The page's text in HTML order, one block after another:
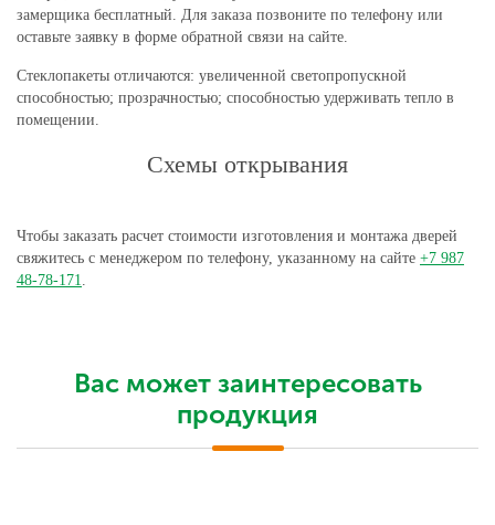
замерщика бесплатный. Для заказа позвоните по телефону или
оставьте заявку в форме обратной связи на сайте.
Стеклопакеты отличаются: увеличенной светопропускной
способностью; прозрачностью; способностью удерживать тепло в
помещении.
Схемы открывания
Чтобы заказать расчет стоимости изготовления и монтажа дверей
свяжитесь с менеджером по телефону, указанному на сайте +7 987
48-78-171.
Вас может заинтересовать
продукция